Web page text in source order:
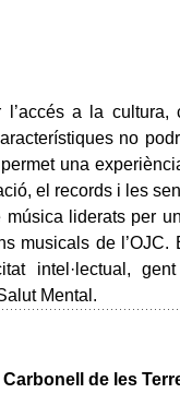
l’accés a la
no
una
el records i les
liderats per
musicals de
intel·lectual,
Mental.
de les